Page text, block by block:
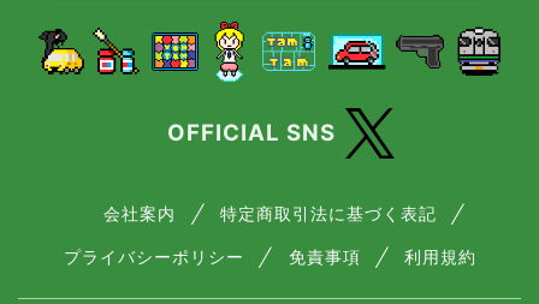
OFFICIAL SNS
会社案内 特定商取引法に基づく表記
プライバシーポリシー 免責事項 利用規約